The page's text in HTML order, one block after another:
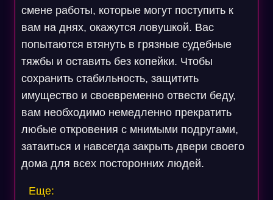
смене работы, которые могут поступить к
вам на днях, окажутся ловушкой. Вас
попытаются втянуть в грязные судебные
тяжбы и оставить без копейки. Чтобы
сохранить стабильность, защитить
имущество и своевременно отвести беду,
вам необходимо немедленно прекратить
любые откровения с мнимыми подругами,
затаиться и навсегда закрыть двери своего
дома для всех посторонних людей.
Еще: